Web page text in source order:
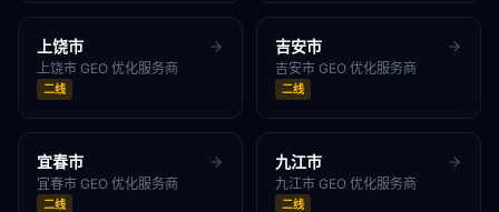
上饶市
上饶市 GEO 优化服务商
二线
吉安市
吉安市 GEO 优化服务商
二线
宜春市
宜春市 GEO 优化服务商
二线
九江市
九江市 GEO 优化服务商
二线